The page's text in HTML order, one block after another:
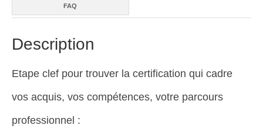
à
parcours
professionnel
FAQ
Description
Etape clef pour trouver la certification qui cadre
vos acquis, vos compétences, votre parcours
professionnel :